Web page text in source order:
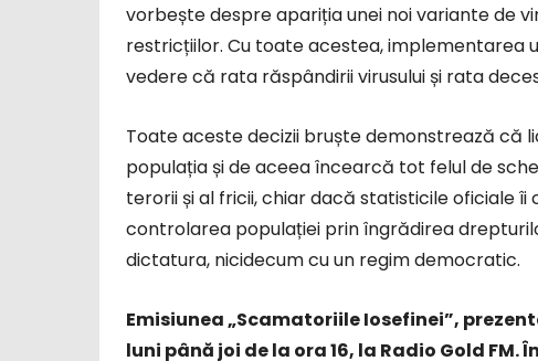
vorbește despre apariția unei noi variante de
restricțiilor. Cu toate acestea, implementarea
vedere că rata răspândirii virusului și rata
Toate aceste decizii bruște demonstrează că
populația și de aceea încearcă tot felul de
terorii și al fricii, chiar dacă statisticile oficiale
controlarea populației prin îngrădirea
dictatura, nicidecum cu un regim democratic.
Emisiunea „Scamatoriile Iosefinei”,
luni până joi de la ora 16, la Radio Gold